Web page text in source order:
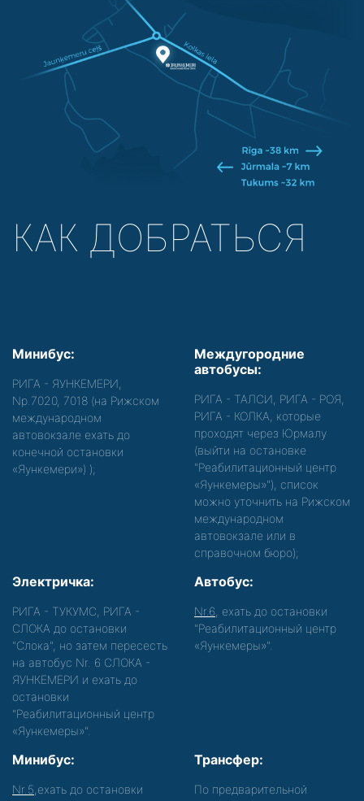
КАК ДОБРАТЬСЯ
Минибус:
РИГА - ЯУНКЕМЕРИ,
Nр.7020, 7018 (на Рижском
международном
автовокзале ехать до
конечной остановки
«Яункемери») );
Междугородние
автобусы:
РИГА - ТАЛСИ, РИГА - РОЯ,
РИГА - КОЛКА, которые
проходят через Юрмалу
(выйти на остановке
"Реабилитационный центр
«Яункемеры»"), список
можно уточнить на Рижском
международном
автовокзале или в
справочном бюро);
Электричка:
РИГА - ТУКУМС, РИГА -
СЛОКА до остановки
"Слока", но затем пересесть
на автобус Nr. 6 СЛОКА -
ЯУНКЕМЕРИ и ехать до
остановки
"Реабилитационный центр
«Яункемеры»".
Автобус:
Nr.6 , ехать до остановки
"Реабилитационный центр
«Яункемеры»".
Минибус:
Nr.5 ,ехать до остановки
Трансфер:
По предварительной